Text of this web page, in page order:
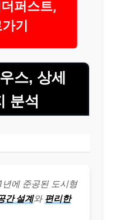
퍼스트,
기
스, 상세
분석
에 준공된 도시형
간 설계와 편리한